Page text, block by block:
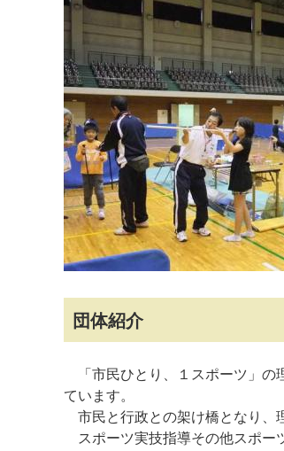
団体紹介
「市民ひとり、１スポーツ」の
ています。
市民と行政との架け橋となり、
スポーツ実技指導その他スポー
マイメディア検索